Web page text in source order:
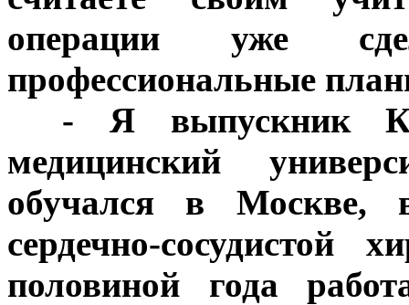
операции уже
профессиональные
- Я выпускник
медицинский
обучался в Москве,
сердечно-сосудистой
половиной года